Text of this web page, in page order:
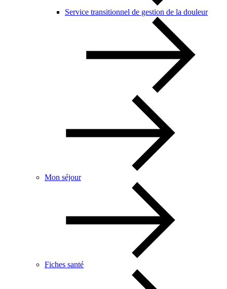
Service transitionnel de gestion de la douleur
Mon séjour
Fiches santé